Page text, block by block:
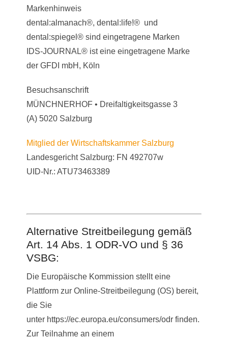
Markenhinweis
dental:almanach®, dental:life!® und
dental:spiegel® sind eingetragene Marken
IDS-JOURNAL® ist eine eingetragene Marke
der GFDI mbH, Köln
Besuchsanschrift
MÜNCHNERHOF • Dreifaltigkeitsgasse 3
(A) 5020 Salzburg
Mitglied der Wirtschaftskammer Salzburg
Landesgericht Salzburg: FN 492707w
UID-Nr.: ATU73463389
Alternative Streitbeilegung gemäß
Art. 14 Abs. 1 ODR-VO und § 36
VSBG:
Die Europäische Kommission stellt eine
Plattform zur Online-Streitbeilegung (OS) bereit,
die Sie
unter https://ec.europa.eu/consumers/odr finden.
Zur Teilnahme an einem